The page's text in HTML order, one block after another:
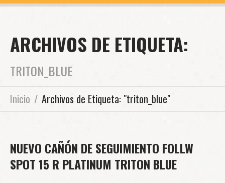
ARCHIVOS DE ETIQUETA:
TRITON_BLUE
Inicio Archivos de Etiqueta: "triton_blue"
NUEVO CAÑÓN DE SEGUIMIENTO FOLLW
SPOT 15 R PLATINUM TRITON BLUE